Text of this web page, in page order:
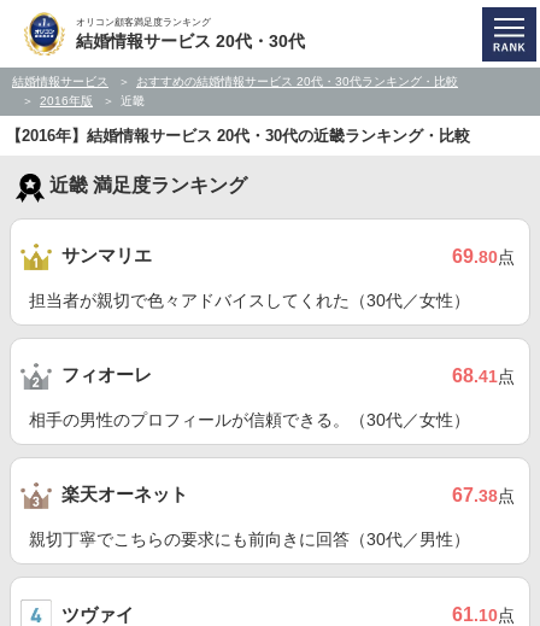
オリコン顧客満足度ランキング
結婚情報サービス 20代・30代
結婚情報サービス
おすすめの結婚情報サービス 20代・30代ランキング・比較
2016年版
近畿
【2016年】結婚情報サービス 20代・30代の近畿ランキング・比較
近畿 満足度ランキング
サンマリエ 69.80点
担当者が親切で色々アドバイスしてくれた（30代／女性）
フィオーレ 68.41点
相手の男性のプロフィールが信頼できる。（30代／女性）
楽天オーネット 67.38点
親切丁寧でこちらの要求にも前向きに回答（30代／男性）
ツヴァイ 61.10点